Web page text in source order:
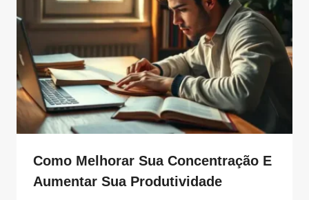
Como Melhorar Sua Concentração E
Aumentar Sua Produtividade